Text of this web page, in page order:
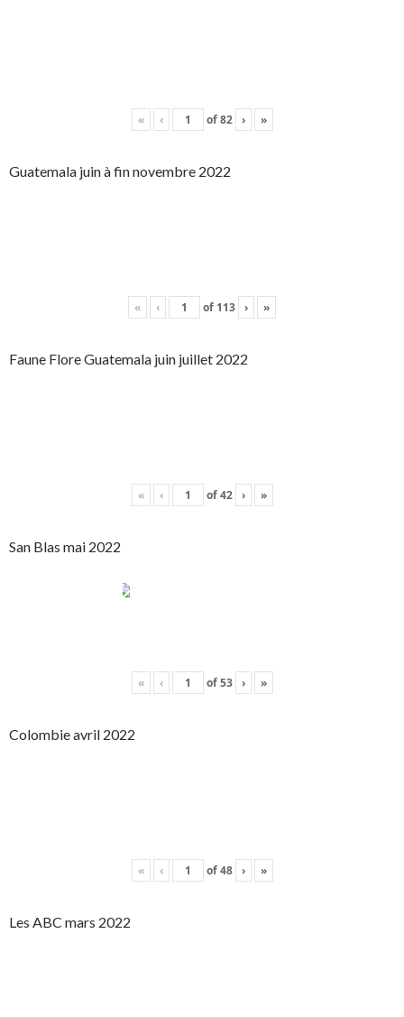
« ‹ of82 › »
Guatemala juin à fin novembre 2022
« ‹ of 113 › »
Faune Flore Guatemala juin juillet 2022
« ‹ of42 › »
San Blas mai 2022
« ‹ of53 › »
Colombie avril 2022
« ‹ of48 › »
Les ABC mars 2022